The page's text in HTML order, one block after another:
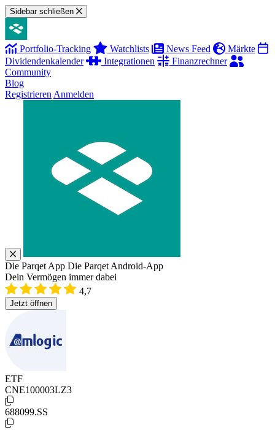
Sidebar schließen
Portfolio-Tracking Watchlists News Feed
Märkte
Dividendenkalender
Integrationen
Finanzrechner
Community
Blog
Registrieren Anmelden
Die Parqet App Die Parqet Android-App
Dein Vermögen immer dabei
4,7
Jetzt öffnen
ETF
CNE100003LZ3
688099.SS